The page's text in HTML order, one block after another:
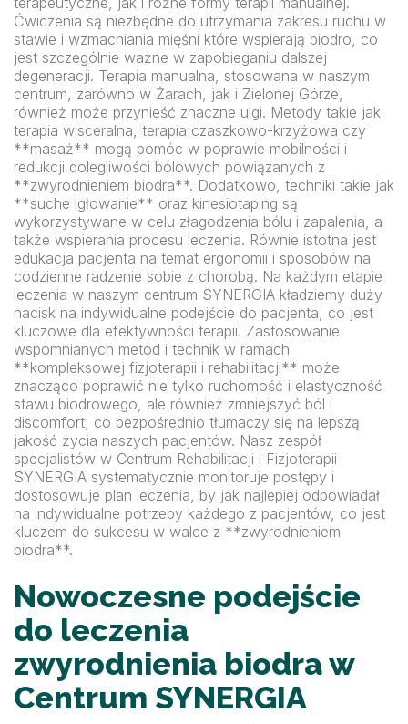
Ćwiczenia są niezbędne do utrzymania zakresu ruchu w
stawie i wzmacniania mięśni które wspierają biodro, co
jest szczególnie ważne w zapobieganiu dalszej
degeneracji. Terapia manualna, stosowana w naszym
centrum, zarówno w Żarach, jak i Zielonej Górze,
również może przynieść znaczne ulgi. Metody takie jak
terapia wisceralna, terapia czaszkowo-krzyżowa czy
**masaż** mogą pomóc w poprawie mobilności i
redukcji dolegliwości bólowych powiązanych z
**zwyrodnieniem biodra**. Dodatkowo, techniki takie jak
**suche igłowanie** oraz kinesiotaping są
wykorzystywane w celu złagodzenia bólu i zapalenia, a
także wspierania procesu leczenia. Równie istotna jest
edukacja pacjenta na temat ergonomii i sposobów na
codzienne radzenie sobie z chorobą. Na każdym etapie
leczenia w naszym centrum SYNERGIA kładziemy duży
nacisk na indywidualne podejście do pacjenta, co jest
kluczowe dla efektywności terapii. Zastosowanie
wspomnianych metod i technik w ramach
**kompleksowej fizjoterapii i rehabilitacji** może
znacząco poprawić nie tylko ruchomość i elastyczność
stawu biodrowego, ale również zmniejszyć ból i
discomfort, co bezpośrednio tłumaczy się na lepszą
jakość życia naszych pacjentów. Nasz zespół
specjalistów w Centrum Rehabilitacji i Fizjoterapii
SYNERGIA systematycznie monitoruje postępy i
dostosowuje plan leczenia, by jak najlepiej odpowiadał
na indywidualne potrzeby każdego z pacjentów, co jest
kluczem do sukcesu w walce z **zwyrodnieniem
biodra**.
Nowoczesne podejście
do leczenia
zwyrodnienia biodra w
Centrum SYNERGIA